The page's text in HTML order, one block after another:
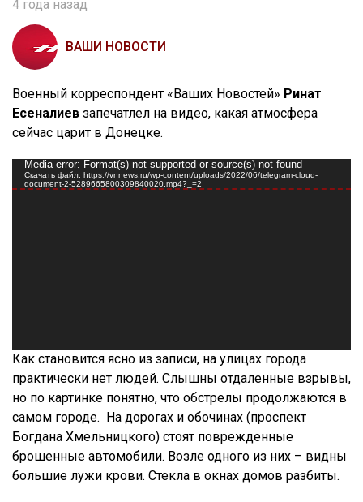
4 года назад
ВАШИ НОВОСТИ
Военный корреспондент «Ваших Новостей» Ринат
Есеналиев запечатлел на видео, какая атмосфера
сейчас царит в Донецке.
Видеоплеер
Media error: Format(s) not supported or source(s) not found
Скачать файл: https://vnnews.ru/wp-content/uploads/2022/06/telegram-cloud-
document-2-5289665800309840020.mp4?_=2
Как становится ясно из записи, на улицах города
практически нет людей. Слышны отдаленные взрывы,
но по картинке понятно, что обстрелы продолжаются в
самом городе. На дорогах и обочинах (проспект
Богдана Хмельницкого) стоят поврежденные
брошенные автомобили. Возле одного из них – видны
большие лужи крови. Стекла в окнах домов разбиты.